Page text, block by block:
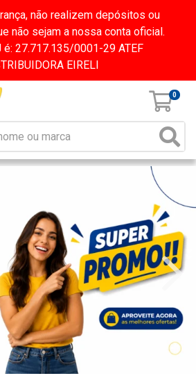
não realizem depósitos ou
não sejam a nossa conta oficial.
é: 27.717.135/0001-29 ATEF
EIRELI
0